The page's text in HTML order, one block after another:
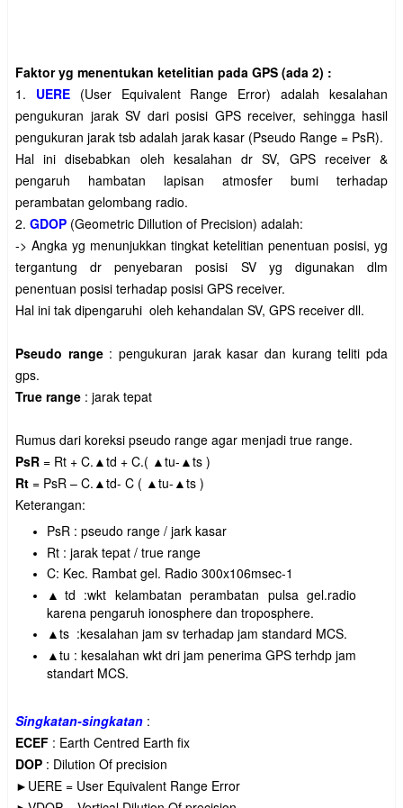
Faktor yg menentukan ketelitian pada GPS (ada 2) :
1. UERE (User Equivalent Range Error) adalah kesalahan
pengukuran jarak SV dari posisi GPS receiver, sehingga hasil
pengukuran jarak tsb adalah jarak kasar (Pseudo Range = PsR).
Hal ini disebabkan oleh kesalahan dr SV, GPS receiver &
pengaruh hambatan lapisan atmosfer bumi terhadap
perambatan gelombang radio.
2. GDOP (Geometric Dillution of Precision) adalah:
-> Angka yg menunjukkan tingkat ketelitian penentuan posisi, yg
tergantung dr penyebaran posisi SV yg digunakan dlm
penentuan posisi terhadap posisi GPS receiver.
Hal ini tak dipengaruhi oleh kehandalan SV, GPS receiver dll.
Pseudo range: pengukuran jarak kasar dan kurang teliti pda
gps.
True range : jarak tepat
Rumus dari koreksi pseudo range agar menjadi true range.
PsR = Rt + C.▲td + C.( ▲tu-▲ts )
Rt = PsR – C.▲td- C ( ▲tu-▲ts )
Keterangan:
PsR : pseudo range / jark kasar
Rt : jarak tepat / true range
C: Kec. Rambat gel. Radio 300x106msec-1
▲td :wkt kelambatan perambatan pulsa gel.radio
karena pengaruh ionosphere dan troposphere.
▲ts :kesalahan jam sv terhadap jam standard MCS.
▲tu : kesalahan wkt dri jam penerima GPS terhdp jam
standart MCS.
Singkatan-singkatan :
ECEF : Earth Centred Earth fix
DOP : Dilution Of precision
►UERE = User Equivalent Range Error